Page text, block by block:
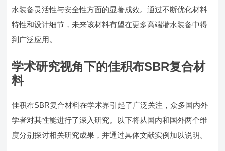
水装备灵活性与安全性方面的显著成效。通过不断优化材料
特性和设计细节，未来该材料有望在更多高端潜水装备中得
到广泛应用。
学术研究视角下的佳积布SBR复合材
料
佳积布SBR复合材料在学术界引起了广泛关注，众多国内外
学者对其性能进行了深入研究。以下将从国内和国外两个维
度分别探讨相关研究成果，并通过具体文献实例加以说明。